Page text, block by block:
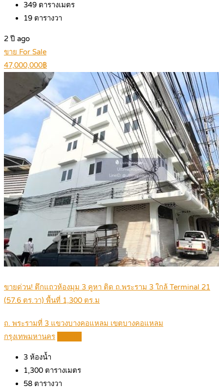
349 ตารางเมตร
19 ตารางวา
2 ปี ago
ขาย For Sale
47,000,000฿
ขายด่วน! ตึกแถวห้องมุม 3 คูหา ติด ถ.พระราม 3 ใกล้ Terminal 21
(57.6 ตร.วา) พื้นที่ 1,300 ตร.ม
ถ. พระรามที่ 3 แขวงบางคอแหลม เขตบางคอแหลม
กรุงเทพมหานคร
3 ห้องน้ำ
1,300 ตารางเมตร
58 ตารางวา